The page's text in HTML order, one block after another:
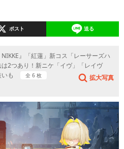
ポスト 送る
NIKKE』「紅蓮」新コス「レーサーズハ
2つあり！新ニケ「イヴ」「レイヴ
も
全 6 枚 拡大写真